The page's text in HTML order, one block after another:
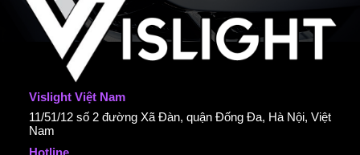
Vislight Việt Nam
11/51/12 số 2 đường Xã Đàn, quận Đống Đa, Hà Nội, Việt
Nam
Hotline